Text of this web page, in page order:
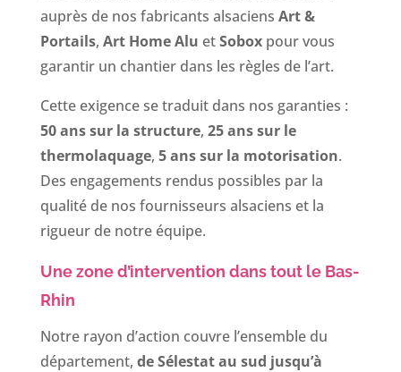
auprès de nos fabricants alsaciens Art &
Portails, Art Home Alu etSoboxpour vous
garantir un chantier dans les règles de l’art.
Cette exigence se traduit dans nos garanties :
50 ans sur la structure, 25 ans sur le
thermolaquage, 5 ans sur la motorisation.
Des engagements rendus possibles par la
qualité de nos fournisseurs alsaciens et la
rigueur de notre équipe.
Une zone d’intervention dans tout le Bas-
Rhin
Notre rayon d’action couvre l’ensemble du
département, de Sélestat au sud jusqu’à